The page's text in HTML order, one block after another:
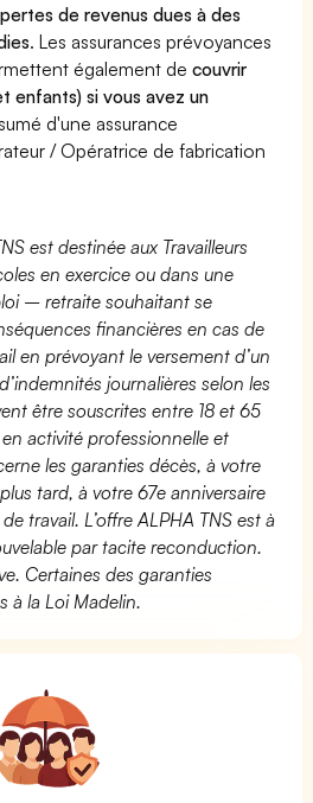
de revenus dues à des
. Les assurances prévoyances
également decouvrir
enfants) si vous avez un
d'une assurance
/ Opératrice de fabrication
est destinée aux Travailleurs
en exercice ou dans une
– retraite souhaitant se
financières en cas de
en prévoyant le versement d’un
journalières selon les
être souscrites entre 18 et 65
en activité professionnelle et
les garanties décès, à votre
tard, à votre 67e anniversaire
travail. L’offre ALPHA TNS est à
par tacite reconduction.
Certaines des garanties
à la Loi Madelin.